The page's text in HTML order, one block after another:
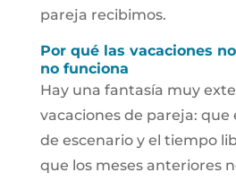
pareja recibimos.
Por qué las vacaciones
no funciona
Hay una fantasía muy
vacaciones de pareja: que
de escenario y el tiempo
que los meses anteriores